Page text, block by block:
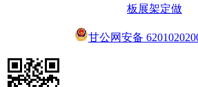
板展架定做
甘公网安备